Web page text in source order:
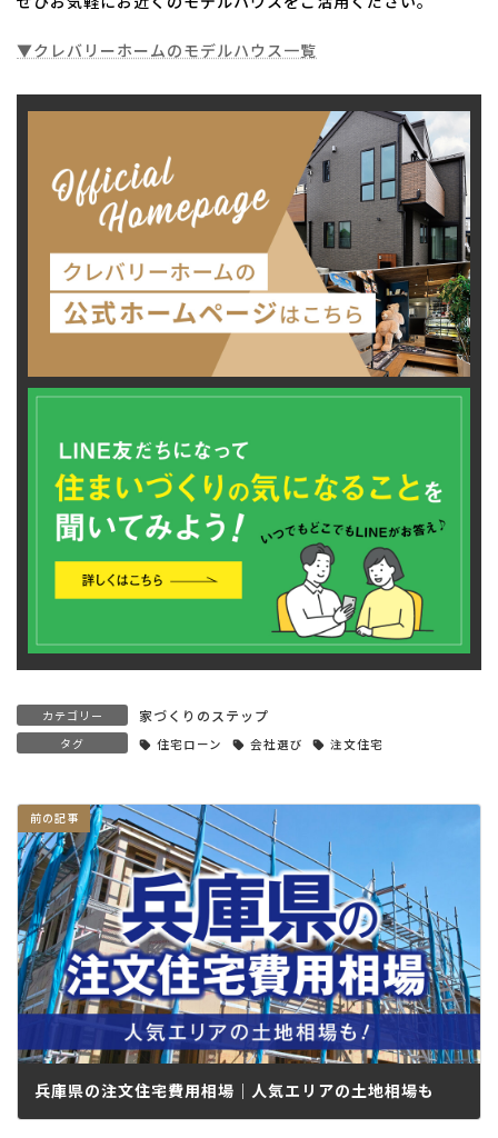
▼クレバリーホームのモデルハウス一覧
カテゴリー 家づくりのステップ
タグ 住宅ローン 会社選び 注文住宅
兵庫県の注文住宅費用相場｜人気エリアの土地相場も